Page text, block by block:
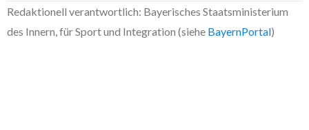
Straßenreinigung; Durchführung
Redaktionell verantwortlich: Bayerisches Staatsministerium
des Innern, für Sport und Integration (siehe BayernPortal)